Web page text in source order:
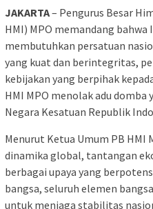
JAKARTA– Pengurus Besar
HMI) MPO memandang bahwa
membutuhkan persatuan
yang kuat dan berintegritas,
kebijakan yang berpihak
HMI MPO menolak adu
Negara Kesatuan Republik
Menurut Ketua Umum PB HMI
dinamika global, tantangan
berbagai upaya yang
bangsa, seluruh elemen
untuk menjaga stabilitas